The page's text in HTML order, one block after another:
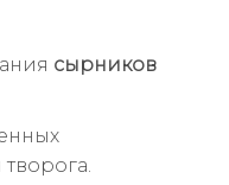
сырников